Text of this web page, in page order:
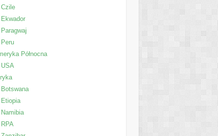
Czile
Ekwador
Paragwaj
Peru
Północna
USA
Botswana
Etiopia
Namibia
RPA